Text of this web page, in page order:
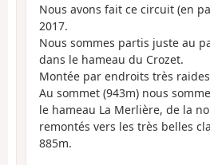
Nous avons fait ce circuit (en
2017.
Nous sommes partis juste au
dans le hameau du Crozet.
Montée par endroits très
Au sommet (943m) nous
le hameau La Merlière, de la
remontés vers les très belles
885m.